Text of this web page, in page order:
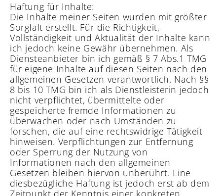
Haftung für Inhalte:
Die Inhalte meiner Seiten wurden mit größter
Sorgfalt erstellt. Für die Richtigkeit,
Vollständigkeit und Aktualität der Inhalte kann
ich jedoch keine Gewähr übernehmen. Als
Diensteanbieter bin ich gemäß § 7 Abs.1 TMG
für eigene Inhalte auf diesen Seiten nach den
allgemeinen Gesetzen verantwortlich. Nach §§
8 bis 10 TMG bin ich als Dienstleisterin jedoch
nicht verpflichtet, übermittelte oder
gespeicherte fremde Informationen zu
überwachen oder nach Umständen zu
forschen, die auf eine rechtswidrige Tätigkeit
hinweisen. Verpflichtungen zur Entfernung
oder Sperrung der Nutzung von
Informationen nach den allgemeinen
Gesetzen bleiben hiervon unberührt. Eine
diesbezügliche Haftung ist jedoch erst ab dem
Zeitpunkt der Kenntnis einer konkreten